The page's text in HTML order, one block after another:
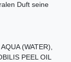
Duft seine
(WATER),
PEEL OIL